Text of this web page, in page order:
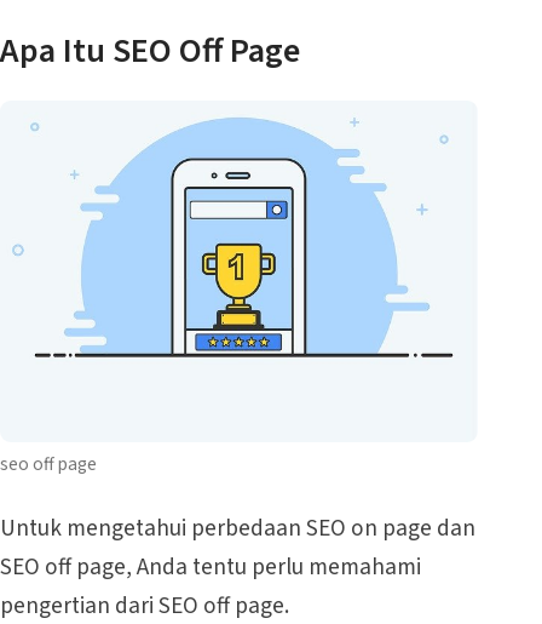
Apa Itu SEO Off Page
seo off page
Untuk mengetahui perbedaan SEO on page dan
SEO off page, Anda tentu perlu memahami
pengertian dari SEO off page.